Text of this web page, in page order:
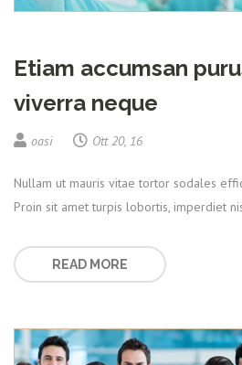
Etiam accumsan
viverra neque
oasi Ott 20, 16
Nullam ut mauris vitae tortor sodales
Proin sit amet turpis lobortis, imperdiet
READ MORE